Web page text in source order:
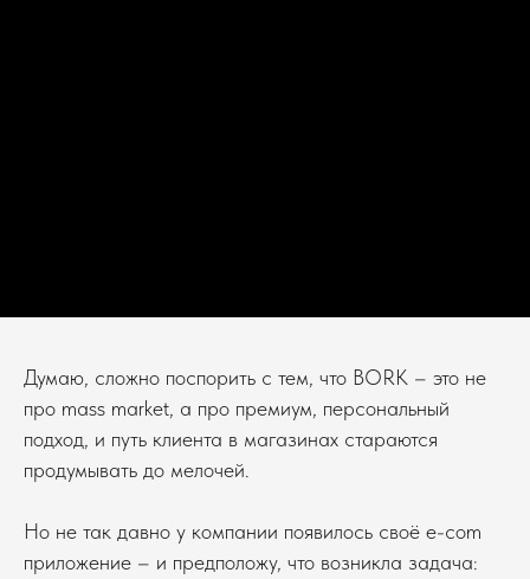
Думаю, сложно поспорить с тем, что BORK – это не
про mass market, а про премиум, персональный
подход, и путь клиента в магазинах стараются
продумывать до мелочей.
Но не так давно у компании появилось своё e-com
приложение – и предположу, что возникла задача: